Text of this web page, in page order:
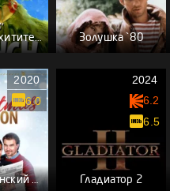
Гринч — похититель Рождества Золушка `80
Рождественский выпуск
2020
6.0
Гладиатор 2
2024
6.2
6.5